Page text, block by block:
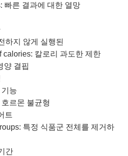
빠른 결과에 대한 열망
하지 않게 실행된
calories: 칼로리 과도한 제한
양 결핍
능
르몬 불균형
트
특정 식품군 전체를 제거하
간